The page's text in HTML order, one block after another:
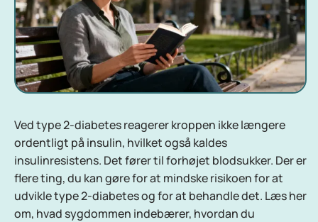
Ved type 2-diabetes reagerer kroppen ikke længere
ordentligt på insulin, hvilket også kaldes
insulinresistens. Det fører til forhøjet blodsukker. Der er
flere ting, du kan gøre for at mindske risikoen for at
udvikle type 2-diabetes og for at behandle det. Læs her
om, hvad sygdommen indebærer, hvordan du